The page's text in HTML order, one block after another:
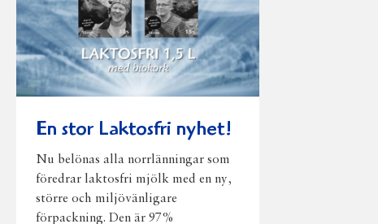
En stor Laktosfri nyhet!
Nu belönas alla norrlänningar som
föredrar laktosfri mjölk med en ny,
större och miljövänligare
förpackning. Den är 97%